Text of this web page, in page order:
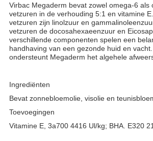
Virbac Megaderm bevat zowel omega-6 als
vetzuren in de verhouding 5:1 en vitamine
vetzuren zijn linolzuur en
vetzuren de docosahexaeenzuur en
verschillende componenten spelen een
handhaving van een gezonde huid en
ondersteunt Megaderm het algehele
Ingrediënten
Bevat zonnebloemolie, visolie en
Toevoegingen
Vitamine E, 3a700 4416 Ul/kg; BHA. E320